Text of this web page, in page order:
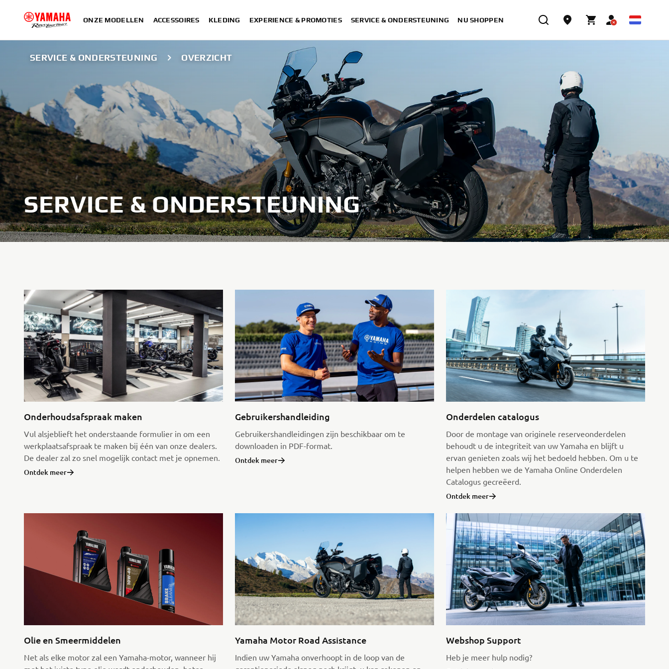
ONZE MODELLEN ACCESSOIRES KLEDING EXPERIENCE & PROMOTIES SERVICE & ONDERSTEUNING NU SHOPPEN
SERVICE & ONDERSTEUNING OVERZICHT
SERVICE & ONDERSTEUNING
Onderhoudsafspraak maken
Vul alsjeblieft het onderstaande formulier in om een
werkplaatsafspraak te maken bij één van onze dealers.
De dealer zal zo snel mogelijk contact met je opnemen.
Ontdek meer
Gebruikershandleiding
Gebruikershandleidingen zijn beschikbaar om te
downloaden in PDF-format.
Ontdek meer
Onderdelen catalogus
Door de montage van originele reserveonderdelen
behoudt u de integriteit van uw Yamaha en blijft u
ervan genieten zoals wij het bedoeld hebben. Om u te
helpen hebben we de Yamaha Online Onderdelen
Catalogus gecreëerd.
Ontdek meer
Olie en Smeermiddelen
Net als elke motor zal een Yamaha-motor, wanneer hij
Yamaha Motor Road Assistance
Indien uw Yamaha onverhoopt in de loop van de
Webshop Support
Heb je meer hulp nodig?